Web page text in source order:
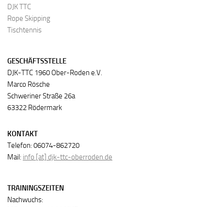
DJK TTC
Rope Skipping
Tischtennis
GESCHÄFTSSTELLE
DJK-TTC 1960 Ober-Roden e.V.
Marco Rösche
Schweriner Straße 26a
63322 Rödermark
KONTAKT
Telefon: 06074-862720
Mail: info [at] djk-ttc-oberroden.de
TRAININGSZEITEN
Nachwuchs: